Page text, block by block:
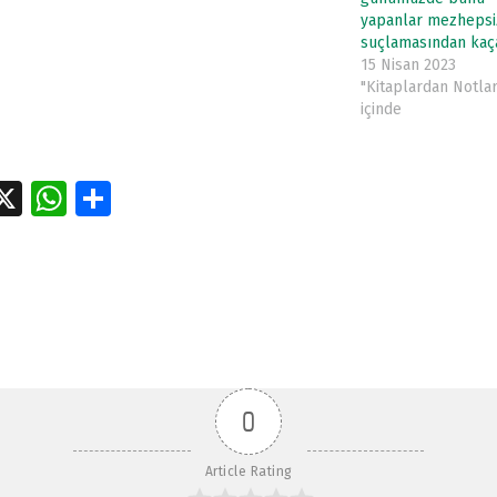
yapanlar
suçlamasından
15 Nisan 2023
"Kitaplardan
içinde
X
W S
0
Article Rating